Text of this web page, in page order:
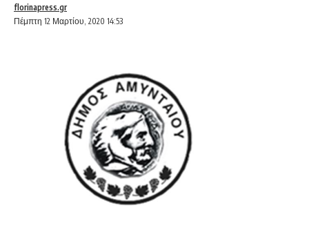
Πέμπτη 12 Μαρτίου, 2020 14:53
florinapress.gr